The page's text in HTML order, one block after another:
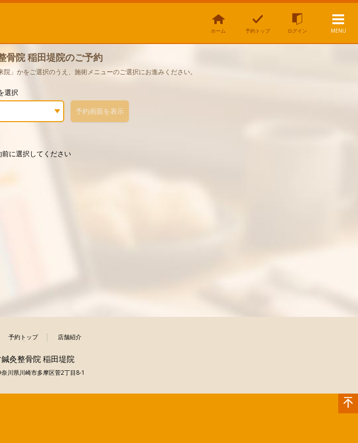
ホーム 予約トップ ログイン MENU
骨院 稲田堤院のご予約
」かをご選択のうえ、施術メニューのご選択にお進みください。
選択
予約画面を表示
前に選択してください
予約トップ 店舗紹介
灸整骨院 稲田堤院
川県川崎市多摩区菅2丁目8-1